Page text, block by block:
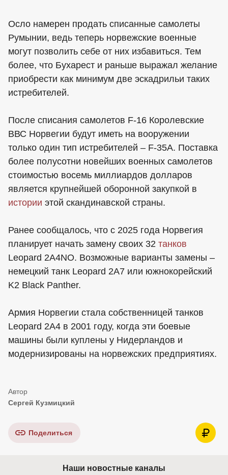
Осло намерен продать списанные самолеты
Румынии, ведь теперь норвежские военные
могут позволить себе от них избавиться. Тем
более, что Бухарест и раньше выражал желание
приобрести как минимум две эскадрильи таких
истребителей.
После списания самолетов F-16 Королевские
ВВС Норвегии будут иметь на вооружении
только один тип истребителей – F-35A. Поставка
более полусотни новейших военных самолетов
стоимостью восемь миллиардов долларов
является крупнейшей оборонной закупкой в
истории этой скандинавской страны.
Ранее сообщалось, что с 2025 года Норвегия
планирует начать замену своих 32 танков
Leopard 2A4NO. Возможные варианты замены –
немецкий танк Leopard 2A7 или южнокорейский
K2 Black Panther.
Армия Норвегии стала собственницей танков
Leopard 2A4 в 2001 году, когда эти боевые
машины были куплены у Нидерландов и
модернизированы на норвежских предприятиях.
Сергей Кузмицкий
Поделиться
Наши новостные каналы